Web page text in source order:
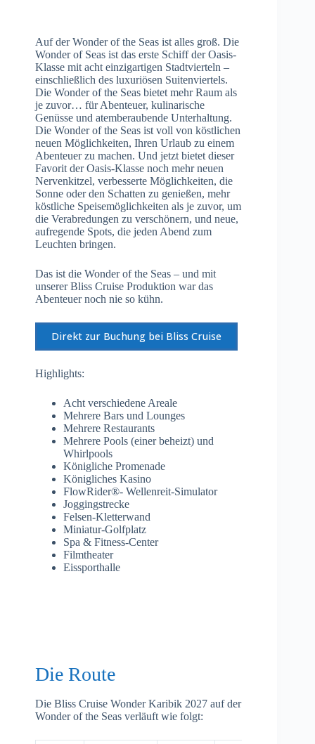
Auf der Wonder of the Seas ist alles groß. Die
Wonder of Seas ist das erste Schiff der Oasis-
Klasse mit acht einzigartigen Stadtvierteln –
einschließlich des luxuriösen Suitenviertels.
Die Wonder of the Seas bietet mehr Raum als
je zuvor… für Abenteuer, kulinarische
Genüsse und atemberaubende Unterhaltung.
Die Wonder of the Seas ist voll von köstlichen
neuen Möglichkeiten, Ihren Urlaub zu einem
Abenteuer zu machen. Und jetzt bietet dieser
Favorit der Oasis-Klasse noch mehr neuen
Nervenkitzel, verbesserte Möglichkeiten, die
Sonne oder den Schatten zu genießen, mehr
köstliche Speisemöglichkeiten als je zuvor, um
die Verabredungen zu verschönern, und neue,
aufregende Spots, die jeden Abend zum
Leuchten bringen.
Das ist die Wonder of the Seas – und mit
unserer Bliss Cruise Produktion war das
Abenteuer noch nie so kühn.
Direkt zur Buchung bei Bliss Cruise
Highlights:
Acht verschiedene Areale
Mehrere Bars und Lounges
Mehrere Restaurants
Mehrere Pools (einer beheizt) und
Whirlpools
Königliche Promenade
Königliches Kasino
FlowRider®- Wellenreit-Simulator
Joggingstrecke
Felsen-Kletterwand
Miniatur-Golfplatz
Spa & Fitness-Center
Filmtheater
Eissporthalle
Die Route
Die Bliss Cruise Wonder Karibik 2027 auf der
Wonder of the Seas verläuft wie folgt: